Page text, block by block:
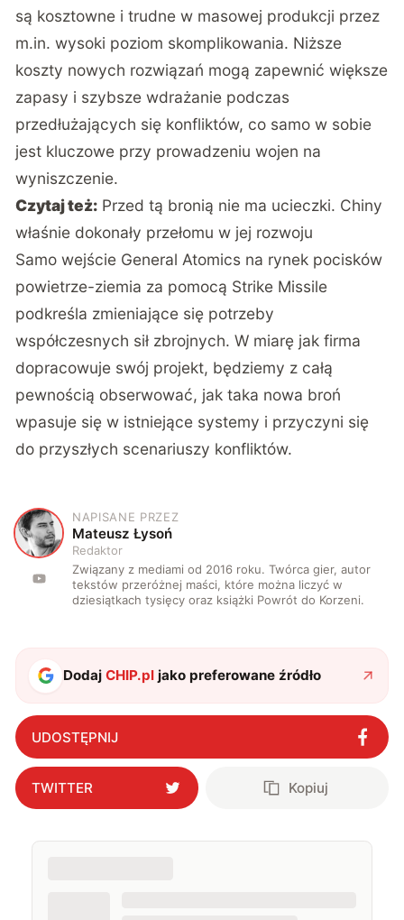
są kosztowne i trudne w masowej produkcji przez
m.in. wysoki poziom skomplikowania. Niższe
koszty nowych rozwiązań mogą zapewnić większe
zapasy i szybsze wdrażanie podczas
przedłużających się konfliktów, co samo w sobie
jest kluczowe przy prowadzeniu wojen na
wyniszczenie.
Czytaj też: Przed tą bronią nie ma ucieczki. Chiny
właśnie dokonały przełomu w jej rozwoju
Samo wejście General Atomics na rynek pocisków
powietrze-ziemia za pomocą Strike Missile
podkreśla zmieniające się potrzeby
współczesnych sił zbrojnych. W miarę jak firma
dopracowuje swój projekt, będziemy z całą
pewnością obserwować, jak taka nowa broń
wpasuje się w istniejące systemy i przyczyni się
do przyszłych scenariuszy konfliktów.
M
NAPISANE PRZEZ
Mateusz Łysoń
Redaktor
Związany z mediami od 2016 roku. Twórca gier, autor
tekstów przeróżnej maści, które można liczyć w
dziesiątkach tysięcy oraz książki Powrót do Korzeni.
DodajCHIP.pl jako preferowane źródło
UDOSTĘPNIJ
TWITTER Kopiuj